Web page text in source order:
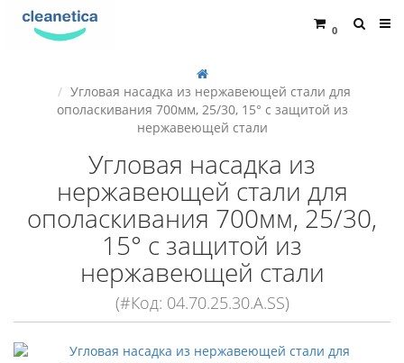
0
Угловая насадка из нержавеющей стали для
ополаскивания 700мм, 25/30, 15° с защитой из
нержавеющей стали
Угловая насадка из
нержавеющей стали для
ополаскивания 700мм, 25/30,
15° с защитой из
нержавеющей стали
(#Код: 04.70.25.30.A.SS)